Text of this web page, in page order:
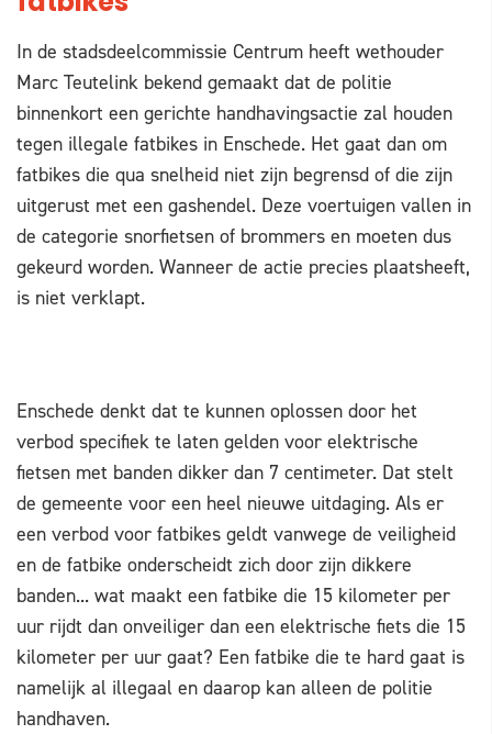
In de stadsdeelcommissie Centrum heeft wethouder
Marc Teutelink bekend gemaakt dat de politie
binnenkort een gerichte handhavingsactie zal houden
tegen illegale fatbikes in Enschede. Het gaat dan om
fatbikes die qua snelheid niet zijn begrensd of die zijn
uitgerust met een gashendel. Deze voertuigen vallen in
de categorie snorfietsen of brommers en moeten dus
gekeurd worden. Wanneer de actie precies plaatsheeft,
is niet verklapt.
Enschede denkt dat te kunnen oplossen door het
verbod specifiek te laten gelden voor elektrische
fietsen met banden dikker dan 7 centimeter. Dat stelt
de gemeente voor een heel nieuwe uitdaging. Als er
een verbod voor fatbikes geldt vanwege de veiligheid
en de fatbike onderscheidt zich door zijn dikkere
banden... wat maakt een fatbike die 15 kilometer per
uur rijdt dan onveiliger dan een elektrische fiets die 15
kilometer per uur gaat? Een fatbike die te hard gaat is
namelijk al illegaal en daarop kan alleen de politie
handhaven.